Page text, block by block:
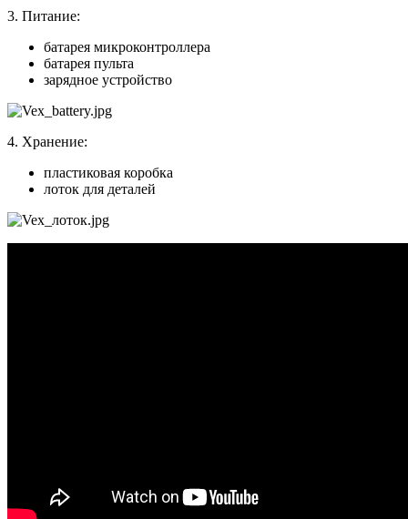
3. Питание:
батарея микроконтроллера
батарея пульта
зарядное устройство
4. Хранение:
пластиковая коробка
лоток для деталей